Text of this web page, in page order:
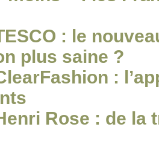
: le
plus saine ?
:
Rose : de la